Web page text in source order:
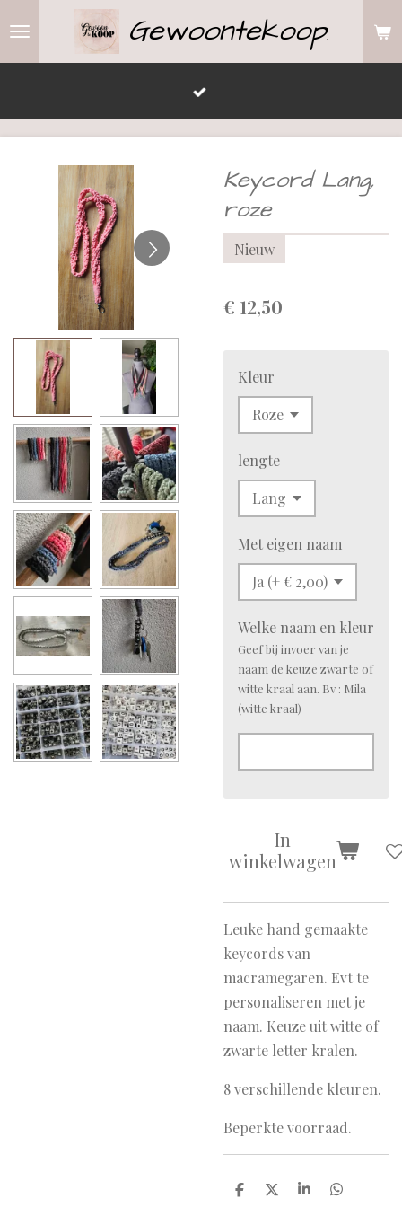
hoofdinhoud
Gewoontekoop.
Keycord Lang,
roze
Nieuw
€ 12,50
Kleur
lengte
Met eigen naam
Welke naam en kleur
Geef bij invoer van je
naam de keuze zwarte of
witte kraal aan. Bv : Mila
(witte kraal)
In
winkelwagen
Leuke hand gemaakte
keycords van
macramegaren. Evt te
personaliseren met je
naam. Keuze uit witte of
zwarte letter kralen.
8 verschillende kleuren.
Beperkte voorraad.
D
D
S
D